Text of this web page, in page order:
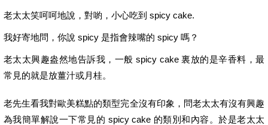
老太太笑呵呵地說，對喲，小心吃到 spicy cake.
我好寄地問，你說 spicy 是指會辣嘴的 spicy 嗎？
老太太興趣盎然地告訴我，一般 spicy cake 裏放的是辛香料，最
常見的就是放薑汁或月桂。
老先生看我對歐美糕點的類型完全沒有印象，問老太太有沒有興趣
為我簡單解說一下常見的 spicy cake 的類別和內容。於是老太太